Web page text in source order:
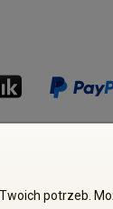
i zdjęć bez
potrzeb.